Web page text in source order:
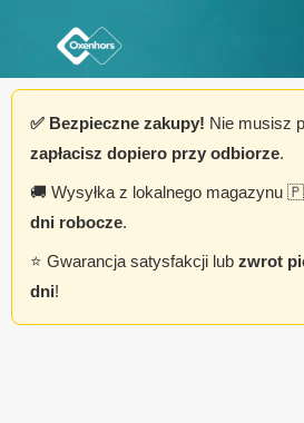
treści
✅ Bezpieczne zakupy! Nie musisz
zapłacisz dopiero przy odbiorze.
🚚 Wysyłka z lokalnego magazynu
dni robocze.
⭐ Gwarancja satysfakcji lub zwrot
dni!